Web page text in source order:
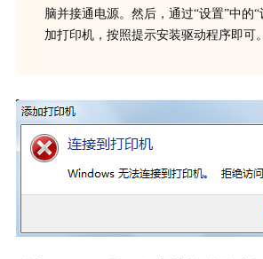
脑并接通电源。然后，通过“设置”中的
加打印机，按照提示安装驱动程序即可。